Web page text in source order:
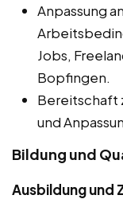
Anpassung
Jobs,
Bopfingen.
Bereitschaft
und
Bildung und
Ausbildung und